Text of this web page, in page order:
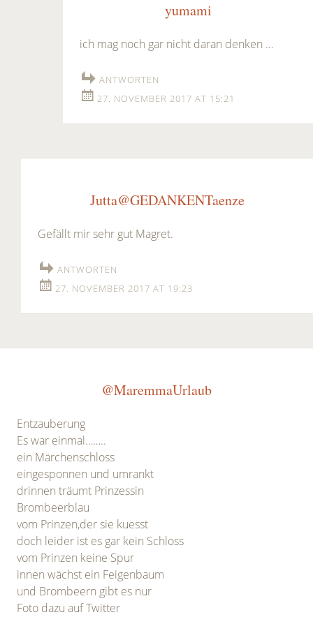
yumami
ich mag noch gar nicht daran denken …
ANTWORTEN
27. NOVEMBER 2017 AT 15:21
Jutta@GEDANKENTaenze
Gefällt mir sehr gut Magret.
ANTWORTEN
27. NOVEMBER 2017 AT 19:23
@MaremmaUrlaub
Entzauberung
Es war einmal……..
ein Märchenschloss
eingesponnen und umrankt
drinnen träumt Prinzessin
Brombeerblau
vom Prinzen,der sie kuesst
doch leider ist es gar kein Schloss
vom Prinzen keine Spur
innen wächst ein Feigenbaum
und Brombeern gibt es nur
Foto dazu auf Twitter